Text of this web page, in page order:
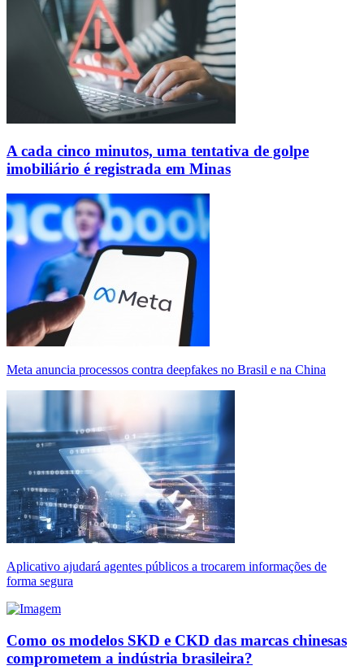
A cada cinco minutos, uma tentativa de golpe
imobiliário é registrada em Minas
Meta anuncia processos contra deepfakes no Brasil e na China
Aplicativo ajudará agentes públicos a trocarem informações de
forma segura
Como os modelos SKD e CKD das marcas chinesas
comprometem a indústria brasileira?